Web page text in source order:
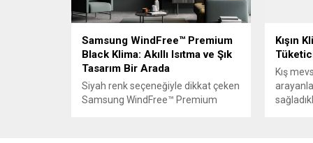
kg’a kadar buz hazırlayan, farklı
yiyecek ve içecekleri en uygun
Qrevo
Samsung WindFree™ Premium
Black Klima: Akıllı Isıtma ve Şık
Tasarım Bir Arada
Siyah renk seçeneğiyle dikkat çeken
Samsung WindFree™ Premium
Kışın
Kış